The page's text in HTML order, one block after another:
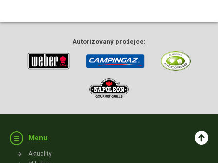
Autorizovaný prodejce:
Menu
Aktuality